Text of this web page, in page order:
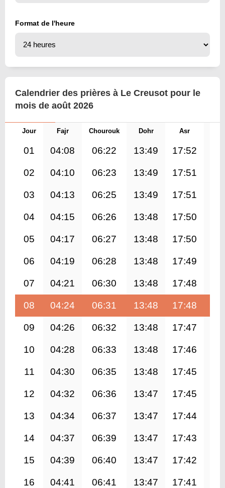
Format de l'heure
Calendrier des prières à Le Creusot pour le
mois de août 2026
Jour Fajr Chourouk Dohr Asr
01 04:08 06:22 13:49 17:52
02 04:10 06:23 13:49 17:51
03 04:13 06:25 13:49 17:51
04 04:15 06:26 13:48 17:50
05 04:17 06:27 13:48 17:50
06 04:19 06:28 13:48 17:49
07 04:21 06:30 13:48 17:48
08 04:24 06:31 13:48 17:48
09 04:26 06:32 13:48 17:47
10 04:28 06:33 13:48 17:46
11 04:30 06:35 13:48 17:45
12 04:32 06:36 13:47 17:45
13 04:34 06:37 13:47 17:44
14 04:37 06:39 13:47 17:43
15 04:39 06:40 13:47 17:42
16 04:41 06:41 13:47 17:41